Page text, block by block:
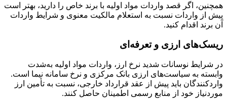
همچنین، اگر قصد واردات مواد اولیه با برند خاص را دارید، بهتر است
پیش‌ از واردات نسبت به استعلام مالکیت معنوی و شرایط واردات
آن برند اقدام کنید.
ریسک‌های ارزی و تعرفه‌ای
در شرایط نوسانات شدید نرخ ارز، واردات مواد اولیه به‌شدت
وابسته به سیاست‌های ارزی بانک مرکزی و نرخ سامانه نیما است.
واردکنندگان باید پیش از عقد قرارداد خارجی، نسبت به تأمین ارز
موردنیاز خود از منابع رسمی اطمینان حاصل کنند.